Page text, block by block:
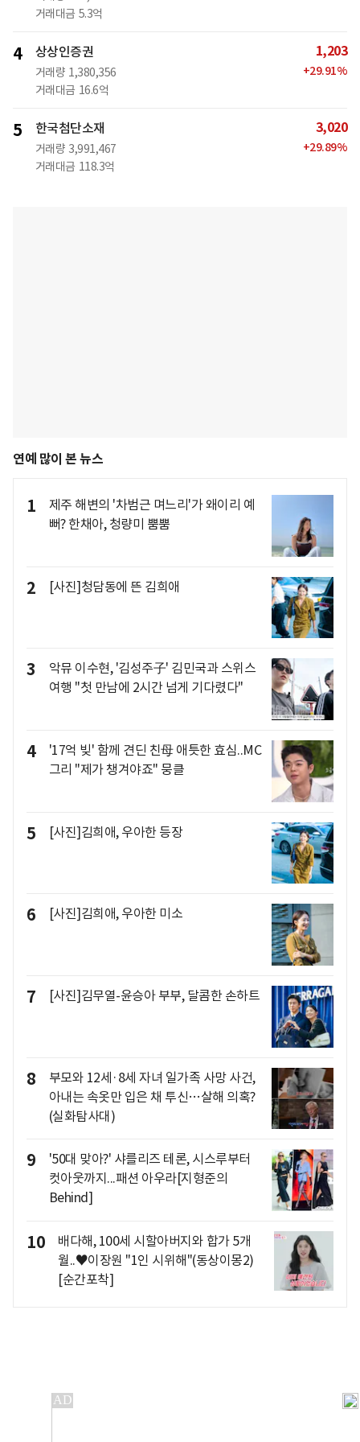
거래대금 5.3억
4 상상인증권
거래량 1,380,356
거래대금 16.6억
1,203
+29.91%
5 한국첨단소재
거래량 3,991,467
거래대금 118.3억
3,020
+29.89%
연예 많이 본 뉴스
1
제주 해변의 '차범근 며느리'가 왜이리 예
뻐? 한채아, 청량미 뿜뿜
2 [사진]청담동에 뜬 김희애
3
악뮤 이수현, '김성주子' 김민국과 스위스
여행 "첫 만남에 2시간 넘게 기다렸다"
4
'17억 빚' 함께 견딘 친母 애틋한 효심..MC
그리 "제가 챙겨야죠" 뭉클
5 [사진]김희애, 우아한 등장
6 [사진]김희애, 우아한 미소
7 [사진]김무열-윤승아 부부, 달콤한 손하트
8
부모와 12세·8세 자녀 일가족 사망 사건,
아내는 속옷만 입은 채 투신…살해 의혹?
(실화탐사대)
9
'50대 맞아?' 샤를리즈 테론, 시스루부터
컷아웃까지...패션 아우라[지형준의
Behind]
10
배다해, 100세 시할아버지와 합가 5개
월..♥이장원 "1인 시위해"(동상이몽2)
[순간포착]